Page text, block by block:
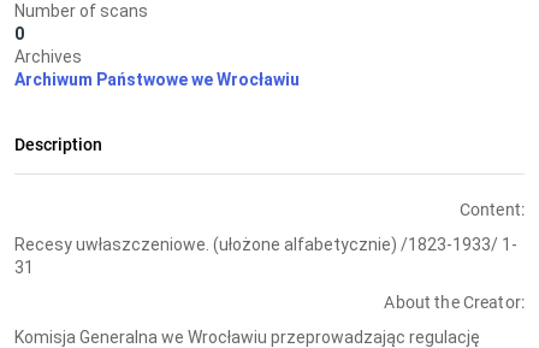
Number of scans
0
Archives
Archiwum Państwowe we Wrocławiu
Description
Content:
Recesy uwłaszczeniowe. (ułożone alfabetycznie) /1823-1933/ 1-
31
About the Creator:
Komisja Generalna we Wrocławiu przeprowadzając regulację